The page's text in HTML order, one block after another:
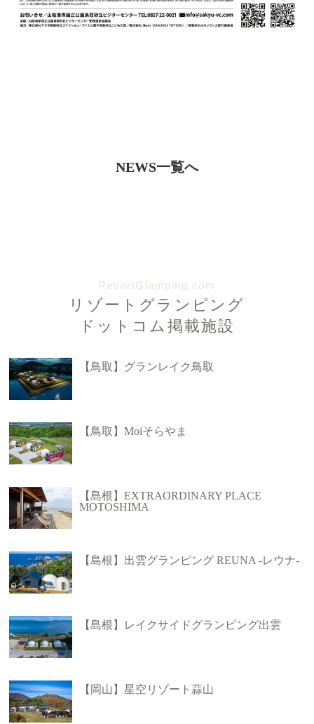
NEWS一覧へ
ResortGlamping.com
リゾートグランピング
ドットコム掲載施設
【鳥取】グランレイク鳥取
【鳥取】Moiそらやま
【島根】EXTRAORDINARY PLACE
MOTOSHIMA
【島根】出雲グランピング REUNA -レウナ-
【島根】レイクサイドグランピング出雲
【岡山】星空リゾート蒜山